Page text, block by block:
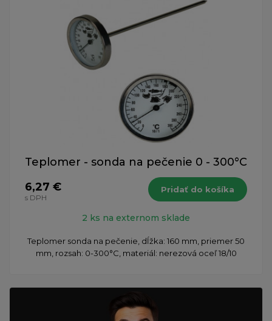
Teplomer - sonda na pečenie 0 - 300°C
6,27 €
s DPH
Pridať do košíka
2 ks na externom sklade
Teplomer sonda na pečenie, dĺžka: 160 mm, priemer 50
mm, rozsah: 0-300°C, materiál: nerezová oceľ 18/10